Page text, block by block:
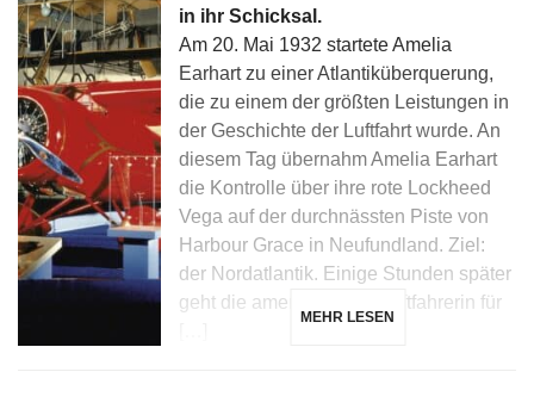
in ihr Schicksal.
Am 20. Mai 1932 startete Amelia
Earhart zu einer Atlantiküberquerung,
die zu einem der größten Leistungen in
der Geschichte der Luftfahrt wurde. An
diesem Tag übernahm Amelia Earhart
die Kontrolle über ihre rote Lockheed
Vega auf der durchnässten Piste von
Harbour Grace in Neufundland. Ziel:
der Nordatlantik. Einige Stunden später
geht die amerikanische Luftfahrerin für
MEHR LESEN